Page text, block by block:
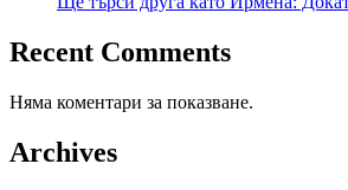
Recent Comments
Няма коментари за показване.
Archives